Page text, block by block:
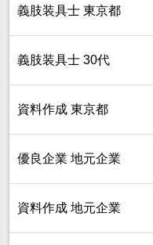
義肢装具士 東京都
義肢装具士 30代
資料作成 東京都
優良企業 地元企業
資料作成 地元企業